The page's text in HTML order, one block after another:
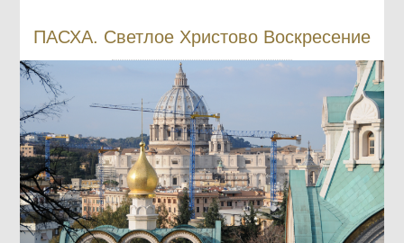
ПАСХА. Светлое Христово Воскресение